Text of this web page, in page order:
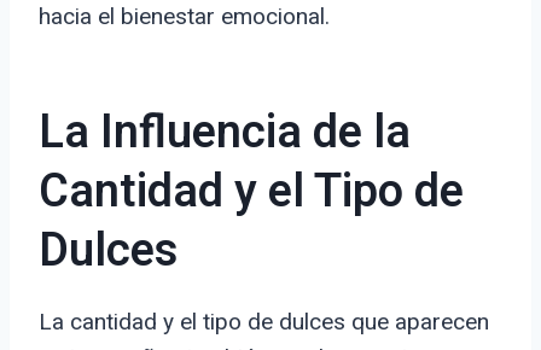
hacia el bienestar emocional.
La Influencia de la
Cantidad y el Tipo de
Dulces
La cantidad y el tipo de dulces que aparecen